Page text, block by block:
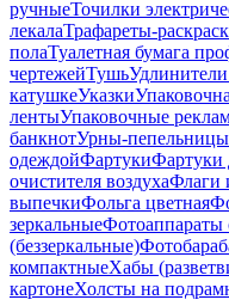
ручныеТочилки
лекалаТрафареты-
полаТуалетная бумага
чертежейТушь
катушкеУказки
лентыУпаковочные
банкнотУрны-пепельницы
одеждойФартукиФартуки
очистителя воздухаФлаги
выпечкиФольга цветная
зеркальныеФотоаппараты
(беззеркальные)
компактныеХабы
картонеХолсты на